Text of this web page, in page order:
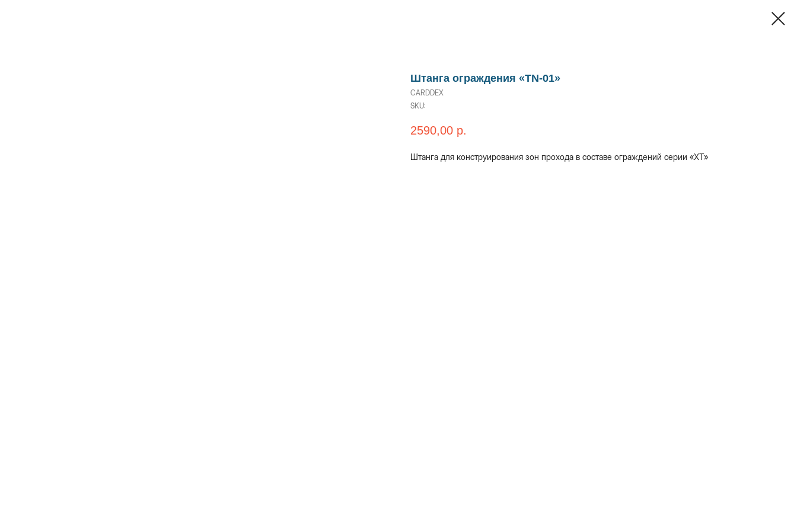
Штанга ограждения «TN-01»
CARDDEX
SKU:
2590,00 р.
Штанга для конструирования зон прохода в составе ограждений серии «XT»